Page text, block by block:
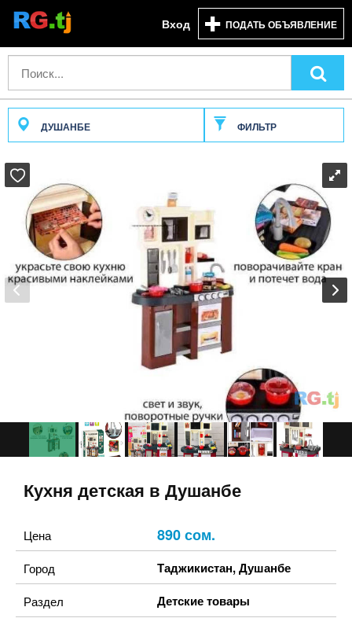
Вход ПОДАТЬ ОБЪЯВЛЕНИЕ
ДУШАНБЕ ФИЛЬТР
Кухня детская в Душанбе
Цена 890 сом.
Город Таджикистан,Душанбе
Раздел Детские товары